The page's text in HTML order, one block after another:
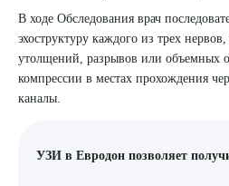
В ходе Обследования врач
эхоструктуру каждого из трех
утолщений, разрывов или объемных
компрессии в местах прохождения
каналы.
УЗИ в Евродон позволяет
Выберите